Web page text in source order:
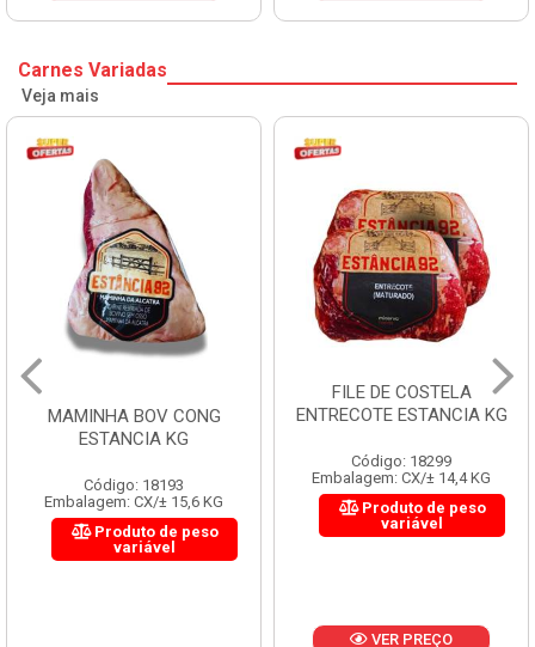
Carnes Variadas
Veja mais
MAMINHA BOV CONG
ESTANCIA KG
Código: 18193
Embalagem: CX/± 15,6 KG
Produto de peso
variável
FILE DE COSTELA
ENTRECOTE ESTANCIA KG
Código: 18299
Embalagem: CX/± 14,4 KG
Produto de peso
variável
VER PREÇO